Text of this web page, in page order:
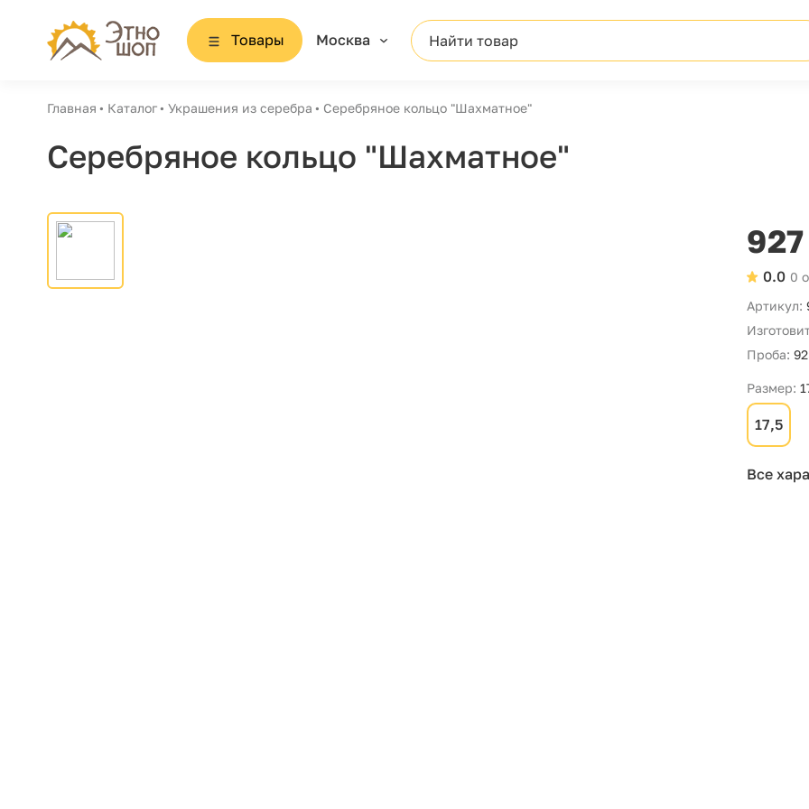
Товары Москва Найти товар
Главная Каталог Украшения из серебра Серебряное кольцо "Шахматное"
Серебряное кольцо "Шахматное"
0
0.0
Артикул:
Проба:
Размер:
17,5
Все